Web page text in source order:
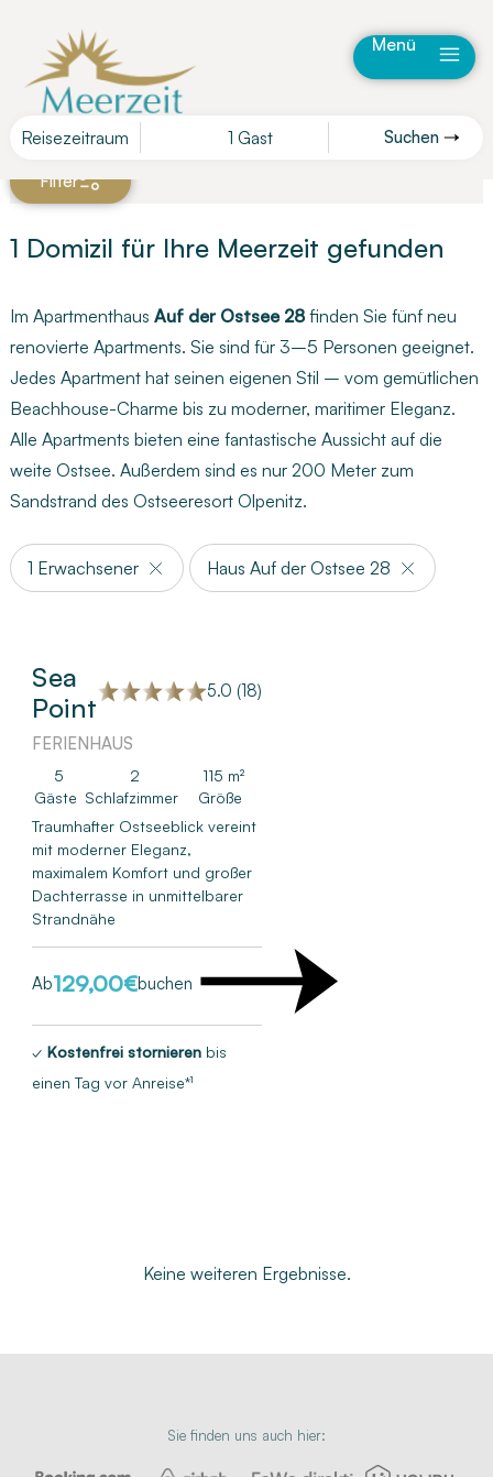
Menü
Filter
Reisezeitraum 1 Gast Suchen
1 Domizil für Ihre Meerzeit gefunden
Im Apartmenthaus Auf der Ostsee 28finden Sie fünf neu
renovierte Apartments. Sie sind für 3–5 Personen geeignet.
Jedes Apartment hat seinen eigenen Stil – vom gemütlichen
Beachhouse-Charme bis zu moderner, maritimer Eleganz.
Alle Apartments bieten eine fantastische Aussicht auf die
weite Ostsee. Außerdem sind es nur 200 Meter zum
Sandstrand des Ostseeresort Olpenitz.
1 Erwachsener Haus Auf der Ostsee 28
Sea
Point
5.0 (18)
FERIENHAUS
5
Gäste
2
Schlafzimmer
115 m²
Größe
Traumhafter Ostseeblick vereint
mit moderner Eleganz,
maximalem Komfort und großer
Dachterrasse in unmittelbarer
Strandnähe
Ab129,00€buchen
✓ Kostenfrei stornierenbis
einen Tag vor Anreise*¹
Keine weiteren Ergebnisse.
Sie finden uns auch hier: